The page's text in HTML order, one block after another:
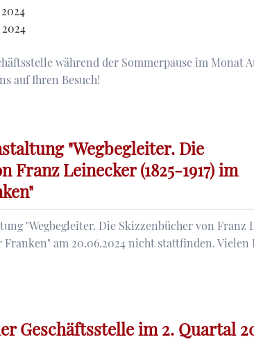
während der Sommerpause im Monat
auf Ihren Besuch!
"Wegbegleiter. Die
Franz Leinecker (1825-1917) im
"Wegbegleiter. Die Skizzenbücher von Franz
Franken" am 20.06.2024 nicht stattfinden.
Geschäftsstelle im 2. Quartal